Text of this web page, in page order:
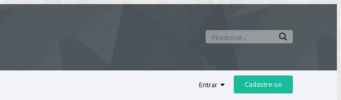
Entrar Cadastre-se